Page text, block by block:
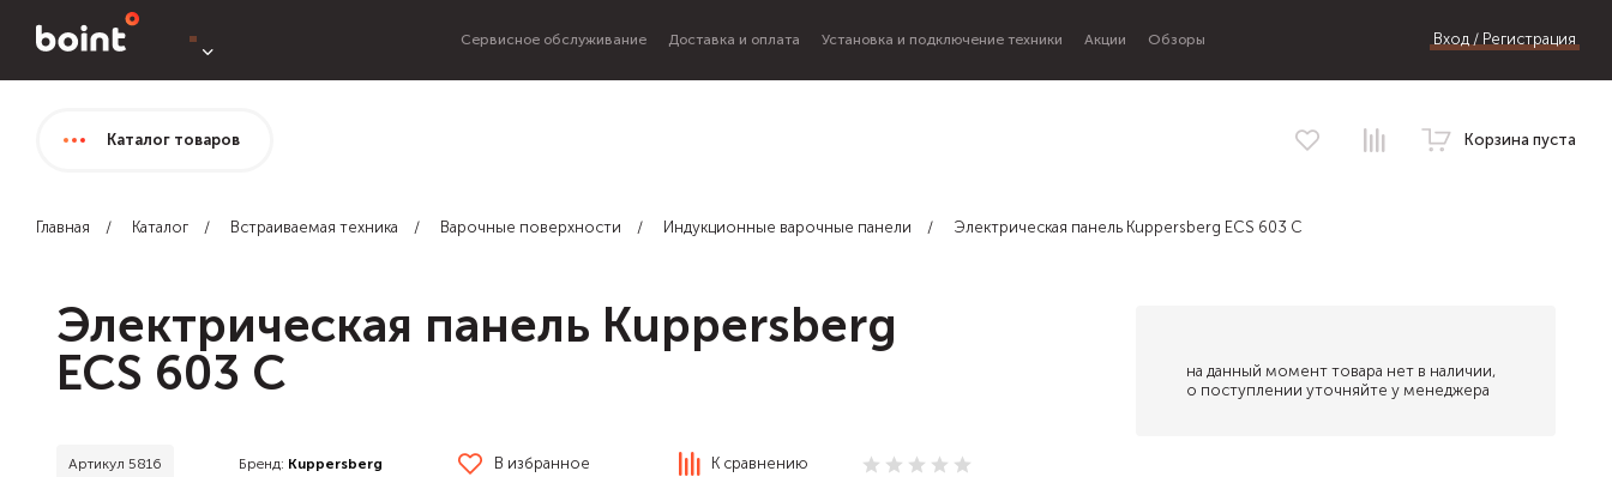
Сервисное обслуживание Доставка и оплата Установка и подключение техники Акции Обзоры Вход / Регистрация
Каталог товаров Корзина пуста
Главная Каталог Встраиваемая техника Варочные поверхности Индукционные варочные панели Электрическая панель Kuppersberg ECS 603 C
Электрическая панель Kuppersberg
ECS 603 C
Артикул 5816 Бренд: Kuppersberg В избранное К сравнению
на данный момент товара нет в наличии,
о поступлении уточняйте у менеджера